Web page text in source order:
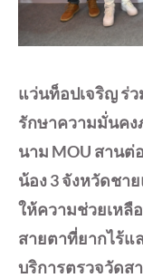
แว่นท็อปเจริญ ร่
รักษาความมั่นคง
นาม MOU สานต่
น้อง3 จังหวัดชา
ให้ความช่วยเหลื
สายตาที่ยากไร้แ
บริการตรวจวัดส